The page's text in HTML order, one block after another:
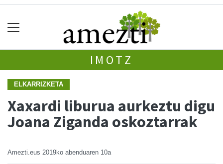
IMOTZ
ELKARRIZKETA
Xaxardi liburua aurkeztu digu
Joana Ziganda oskoztarrak
Amezti.eus 2019ko abenduaren 10a